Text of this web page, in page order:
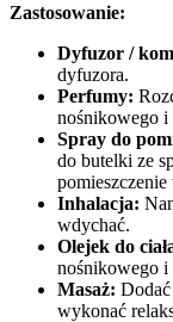
Zastosowanie:
Dyfuzor /
dyfuzora.
Perfumy:
nośnikowego i
Spray do
do butelki ze
Inhalacja:
wdychać.
Olejek do
nośnikowego i
Masaż:
wykonać